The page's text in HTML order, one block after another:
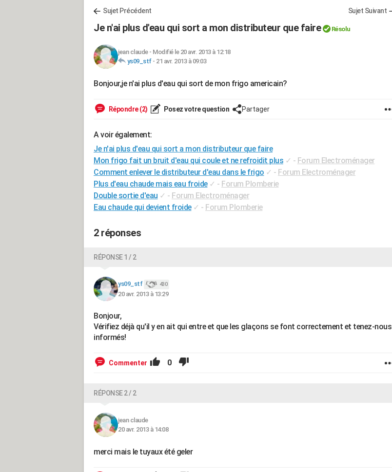
Sujet Précédent Sujet Suivant
Je n'ai plus d'eau qui sort a mon distributeur que faire Résolu
jean claude- Modifié le 20 avr. 2013 à 12:18
ys09_stf- 21 avr. 2013 à 09:03
Bonjour,je n'ai plus d'eau qui sort de mon frigo americain?
Répondre (2) Posez votre question Partager
A voir également:
Je n'ai plus d'eau qui sort a mon distributeur que faire
Mon frigo fait un bruit d'eau qui coule et ne refroidit plus ✓ - Forum Electroménager
Comment enlever le distributeur d'eau dans le frigo ✓ - Forum Electroménager
Plus d'eau chaude mais eau froide ✓ - Forum Plomberie
Double sortie d'eau ✓ - Forum Electroménager
Eau chaude qui devient froide ✓ - Forum Plomberie
2 réponses
RÉPONSE 1 / 2
ys09_stf 430
20 avr. 2013 à 13:29
Bonjour,
Vérifiez déjà qu'il y en ait qui entre et que les glaçons se font correctement et tenez-nous
informés!
Commenter 0
RÉPONSE 2 / 2
jean claude
20 avr. 2013 à 14:08
merci mais le tuyaux été geler